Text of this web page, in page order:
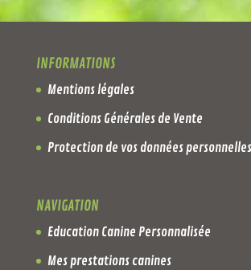
INFORMATIONS
Mentions légales
Conditions Générales de Vente
Protection de vos données personnelles
NAVIGATION
Education Canine Personnalisée
Mes prestations canines